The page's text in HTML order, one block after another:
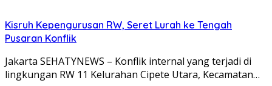
Kisruh Kepengurusan RW, Seret Lurah ke Tengah
Pusaran Konflik
Jakarta SEHATYNEWS – Konflik internal yang terjadi di
lingkungan RW 11 Kelurahan Cipete Utara, Kecamatan…